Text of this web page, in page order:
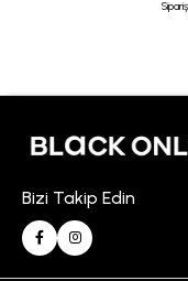
Bizi Takip Edin